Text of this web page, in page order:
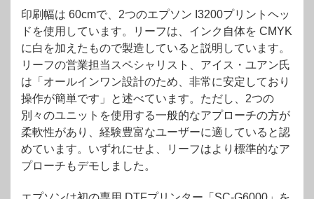
印刷幅は 60cmで、2つのエプソン I3200プリントヘッ
ドを使用しています。リーフは、インク自体を CMYK
に白を加えたもので製造していると説明しています。
リーフの営業担当スペシャリスト、アイス・ユアン氏
は「オールインワン設計のため、非常に安定しており
操作が簡単です」と述べています。ただし、2つの
別々のユニットを使用する一般的なアプローチの方が
柔軟性があり、経験豊富なユーザーに適していると認
めています。いずれにせよ、リーフはより標準的なア
プローチもデモしました。